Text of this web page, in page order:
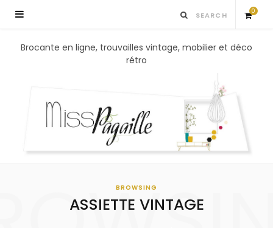
0
S
p
Brocante en ligne, trouvailles vintage, mobilier et déco
rétro
BROWSING
ASSIETTE VINTAGE